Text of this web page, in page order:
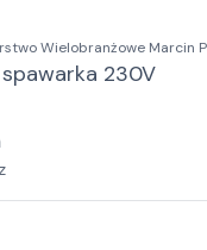
Wielobranżowe Marcin
230V